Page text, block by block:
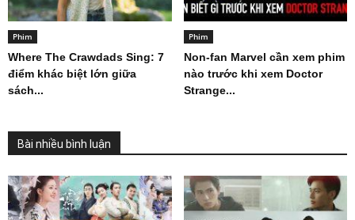
Phim
Where The Crawdads Sing: 7
điểm khác biệt lớn giữa
sách...
Phim
Non-fan Marvel cần xem phim
nào trước khi xem Doctor
Strange...
Bài nhiều bình luận